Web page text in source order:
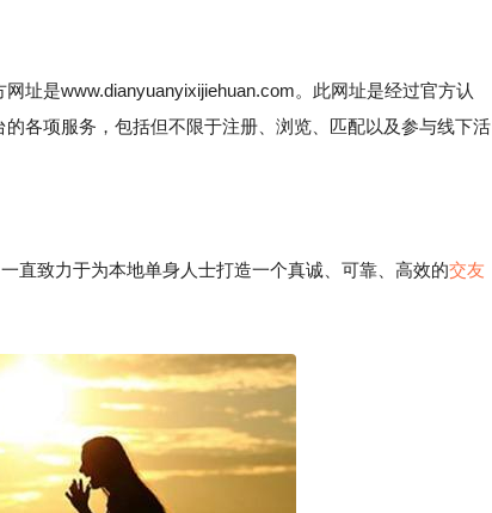
址是www.dianyuanyixijiehuan.com。此网址是经过官方认
各项服务，包括但不限于注册、浏览、匹配以及参与线下活
直致力于为本地单身人士打造一个真诚、可靠、高效的交友